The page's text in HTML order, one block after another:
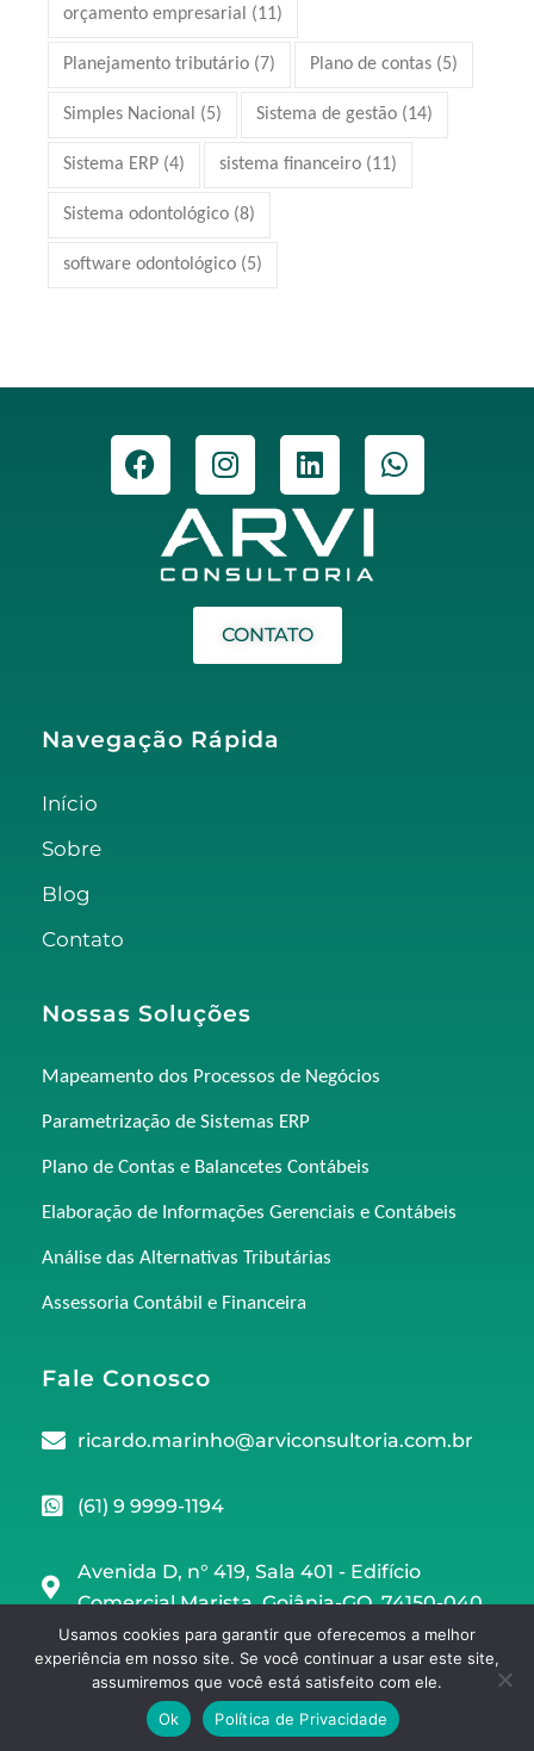
orçamento empresarial (11)
Planejamento tributário (7) Plano de contas (5)
Simples Nacional (5) Sistema de gestão (14)
Sistema ERP (4) sistema financeiro (11)
Sistema odontológico (8)
software odontológico (5)
CONTATO
Navegação Rápida
Início
Sobre
Blog
Contato
Nossas Soluções
Mapeamento dos Processos de Negócios
Parametrização de Sistemas ERP
Plano de Contas e Balancetes Contábeis
Elaboração de Informações Gerenciais e Contábeis
Análise das Alternativas Tributárias
Assessoria Contábil e Financeira
Fale Conosco
ricardo.marinho@arviconsultoria.com.br
(61) 9 9999-1194
Avenida D, n° 419, Sala 401 - Edifício
Comercial Marista, Goiânia-GO, 74150-040
Copyright © 2025 | ARVI Consultoria 11.499.462/0001-11
Usamos cookies para garantir que oferecemos a melhor
experiência em nosso site. Se você continuar a usar este site,
assumiremos que você está satisfeito com ele.
Ok
Política de Privacidade